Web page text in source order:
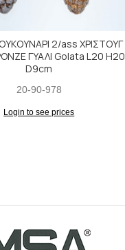
2/ass ΧΡΙΣΤΟΥΓ
ΓΥΑΛΙ Golata L20 H20
D9cm
20-90-978
Login to see prices